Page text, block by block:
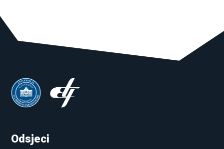
Odsjeci